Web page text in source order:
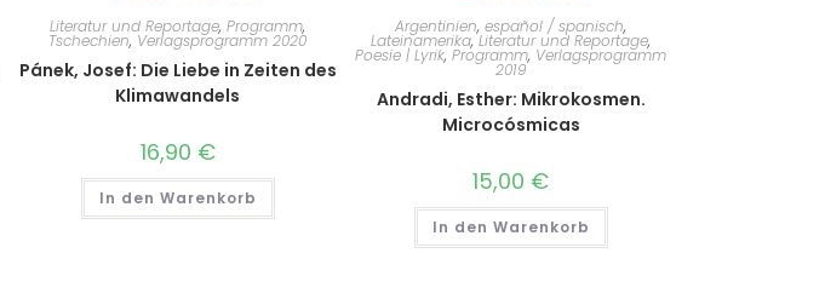
Literatur und Reportage, Programm,
Tschechien, Verlagsprogramm 2020
Pánek, Josef: Die Liebe in Zeiten des
Klimawandels
16,90 €
In den Warenkorb
Argentinien, español / spanisch,
Lateinamerika,Literatur und Reportage,
Poesie | Lyrik, Programm, Verlagsprogramm
2019
Andradi, Esther: Mikrokosmen.
Microcósmicas
15,00 €
In den Warenkorb